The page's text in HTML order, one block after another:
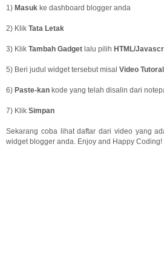
1) Masuk ke dashboard blogger anda
2) Klik Tata Letak
3) Klik Tambah Gadget lalu pilih HTML/
5) Beri judul widget tersebut misal Video
6) Paste-kan kode yang telah disalin dari
7) Klik Simpan
Sekarang coba lihat daftar dari video yang
widget blogger anda. Enjoy and Happy Coding!